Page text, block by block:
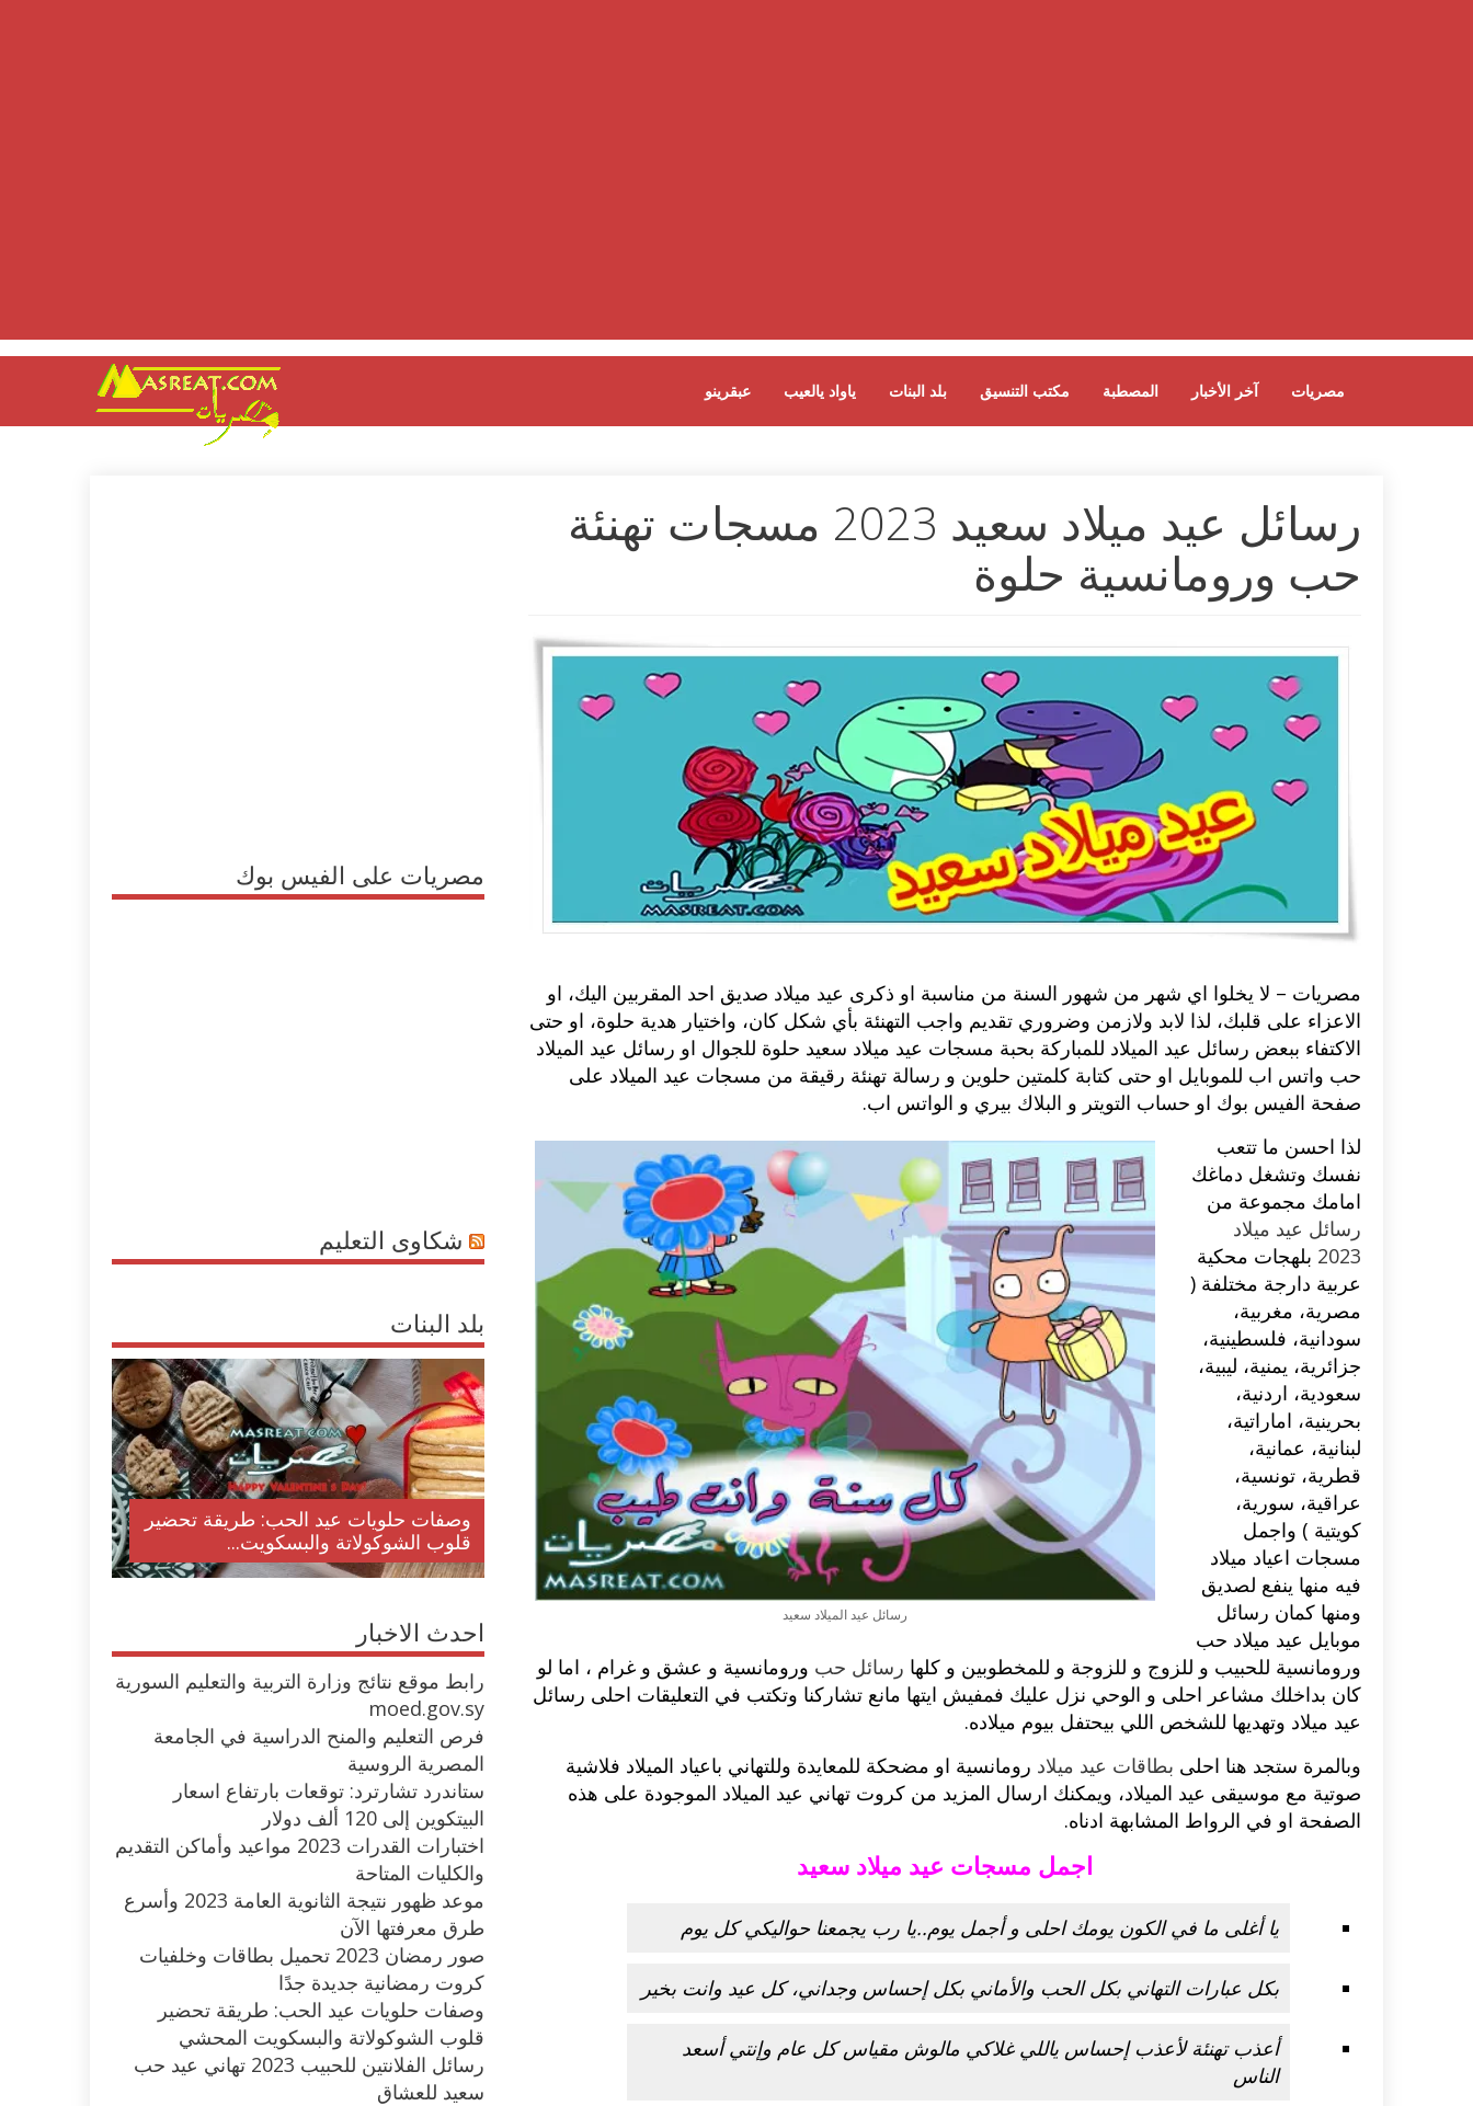
عبقرينو ياواد يالعيب بلد البنات مكتب التنسيق المصطبة آخر الأخبار مصريات
رسائل عيد ميلاد سعيد 2023 مسجات تهنئة
حب ورومانسية حلوة
مصريات – لا يخلوا اي شهر من شهور السنة من مناسبة او ذكرى عيد ميلاد صديق احد المقربين اليك، او
الاعزاء على قلبك، لذا لابد ولازمن وضروري تقديم واجب التهنئة بأي شكل كان، واختيار هدية حلوة، او حتى
الاكتفاء ببعض رسائل عيد الميلاد للمباركة بحبة مسجات عيد ميلاد سعيد حلوة للجوال او رسائل عيد الميلاد
حب واتس اب للموبايل او حتى كتابة كلمتين حلوين و رسالة تهنئة رقيقة من مسجات عيد الميلاد على
صفحة الفيس بوك او حساب التويتر و البلاك بيري و الواتس اب.
رسائل عيد الميلاد سعيد
لذا احسن ما تتعب
نفسك وتشغل دماغك
امامك مجموعة من
رسائل عيد ميلاد
2023 بلهجات محكية
عربية دارجة مختلفة (
مصرية، مغربية،
سودانية، فلسطينية،
جزائرية، يمنية، ليبية،
سعودية، اردنية،
بحرينية، اماراتية،
لبنانية، عمانية،
قطرية، تونسية،
عراقية، سورية،
كويتية ) واجمل
مسجات اعياد ميلاد
فيه منها ينفع لصديق
ومنها كمان رسائل
موبايل عيد ميلاد حب
ورومانسية للحبيب و للزوج و للزوجة و للمخطوبين و كلها رسائل حب ورومانسية و عشق و غرام ، اما لو
كان بداخلك مشاعر احلى و الوحي نزل عليك فمفيش ايتها مانع تشاركنا وتكتب في التعليقات احلى رسائل
عيد ميلاد وتهديها للشخص اللي بيحتفل بيوم ميلاده.
وبالمرة ستجد هنا احلى بطاقات عيد ميلاد رومانسية او مضحكة للمعايدة وللتهاني باعياد الميلاد فلاشية
صوتية مع موسيقى عيد الميلاد، ويمكنك ارسال المزيد من كروت تهاني عيد الميلاد الموجودة على هذه
الصفحة او في الرواط المشابهة ادناه.
اجمل مسجات عيد ميلاد سعيد
يا أغلى ما في الكون يومك احلى و أجمل يوم..يا رب يجمعنا حواليكي كل يوم
بكل عبارات التهاني بكل الحب والأماني بكل إحساس وجداني، كل عيد وانت بخير
أعذب تهنئة لأعذب إحساس ياللي غلاكي مالوش مقياس كل عام وإنتي أسعد
الناس
مصريات على الفيس بوك
شكاوى التعليم
بلد البنات
وصفات حلويات عيد الحب: طريقة تحضير
قلوب الشوكولاتة والبسكويت...
وصفات أكلات عيد راس السنة الميلادية
والميلاد المجيد الكريسما...
طريقة تحضير حلاوة المولد النبوي مع
وصفات بالفيديو والصور...
اكلات عيد الاضحى 2023 وصفات طبخ
احدث الاخبار
رابط موقع نتائج وزارة التربية والتعليم السورية
moed.gov.sy
فرص التعليم والمنح الدراسية في الجامعة
المصرية الروسية
ستاندرد تشارترد: توقعات بارتفاع اسعار
البيتكوين إلى 120 ألف دولار
اختبارات القدرات 2023 مواعيد وأماكن التقديم
والكليات المتاحة
موعد ظهور نتيجة الثانوية العامة 2023 وأسرع
طرق معرفتها الآن
صور رمضان 2023 تحميل بطاقات وخلفيات
كروت رمضانية جديدة جدًا
وصفات حلويات عيد الحب: طريقة تحضير
قلوب الشوكولاتة والبسكويت المحشي
رسائل الفلانتين للحبيب 2023 تهاني عيد حب
سعيد للعشاق